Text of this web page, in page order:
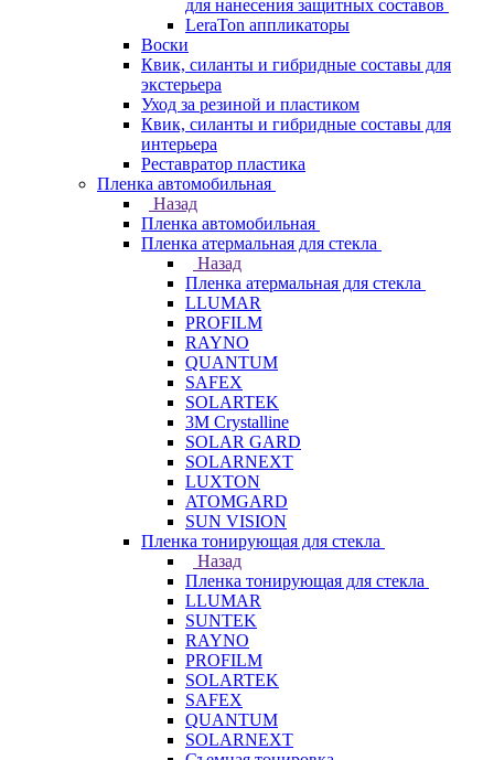
для нанесения защитных составов
LeraTon аппликаторы
Воски
Квик, силанты и гибридные составы для
экстерьера
Уход за резиной и пластиком
Квик, силанты и гибридные составы для
интерьера
Реставратор пластика
Пленка автомобильная
Назад
Пленка автомобильная
Пленка атермальная для стекла
Назад
Пленка атермальная для стекла
LLUMAR
PROFILM
RAYNO
QUANTUM
SAFEX
SOLARTEK
3M Crystalline
SOLAR GARD
SOLARNEXT
LUXTON
ATOMGARD
SUN VISION
Пленка тонирующая для стекла
Назад
Пленка тонирующая для стекла
LLUMAR
SUNTEK
RAYNO
PROFILM
SOLARTEK
SAFEX
QUANTUM
SOLARNEXT